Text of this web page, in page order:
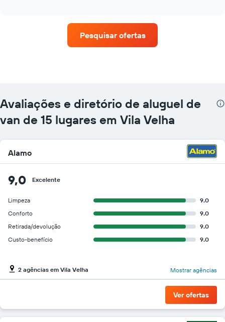
localizações
O
gráfico
tem
X
exibindo
de
de
carros
gráfico
tem
Y
exibindo
mais
barato
Pesquisar ofertas
Avaliações e diretório de aluguel de
van de 15 lugares em Vila Velha
Alamo
9,0 Excelente
Limpeza
9.0
Conforto
9.0
Retirada/devolução
9.0
Custo-benefício
9.0
2 agências em Vila Velha Mostrar agências
Ver ofertas